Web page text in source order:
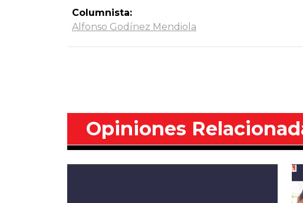
Columnista:
Alfonso Godínez Mendiola
Opiniones